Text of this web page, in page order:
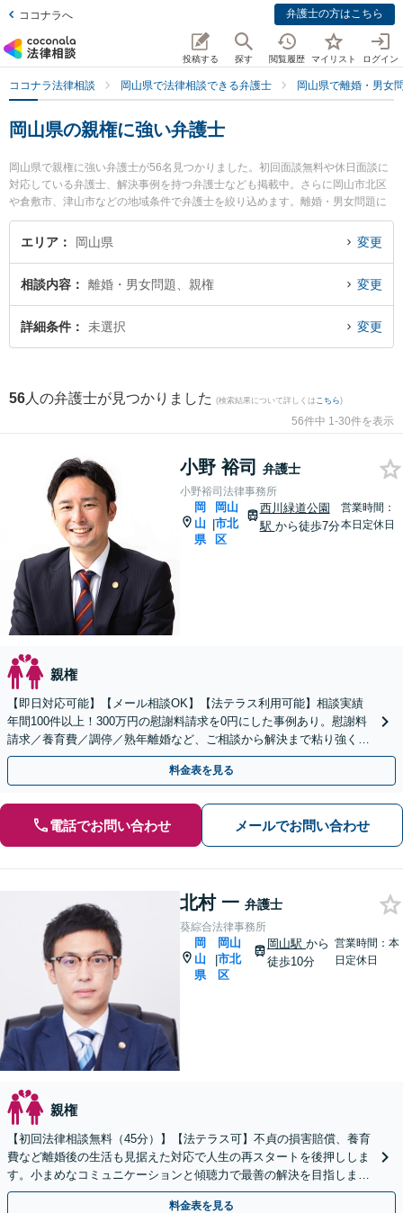
ココナラへ 弁護士の方はこちら
投稿する 探す 閲覧履歴 マイリスト ログイン
ココナラ法律相談 岡山県で法律相談できる弁護士 岡山県で離婚・男女
岡山県の親権に強い弁護士
岡山県で親権に強い弁護士が56名見つかりました。初回面談無料や休日面談に
対応している弁護士、解決事例を持つ弁護士なども掲載中。さらに岡山市北区
や倉敷市、津山市などの地域条件で弁護士を絞り込めます。離婚・男女問題に
関係する財産分与や養育費、親権等の細かな分野での絞り込み検索もでき便利
です。特に小野裕司法律事務所の小野 裕司弁護士や葵綜合法律事務所の北村 一
ラブルを今すぐに弁護士に相談したい』『親権のトラブル解決の実績豊富な近
くの弁護士を検索したい』『初回相談無料で親権を法律相談できる岡山県内の
弁護士に相談予約したい』などでお困りの相談者さんにおすすめです。
エリア 岡山県 変更
相談内容 離婚・男女問題、親権 変更
詳細条件 未選択 変更
56 人の弁護士が見つかりました (検索結果について詳しくは こちら)
56件中 1-30件を表示
小野 裕司 弁護士
小野裕司法律事務所
岡
山
県
|
岡山
市北
区
西川緑道公園
駅 から徒歩7分
営業時間：
本日定休日
親権
【即日対応可能】【メール相談OK】【法テラス利用可能】相談実績
年間100件以上！300万円の慰謝料請求を0円にした事例あり。慰謝料
請求／養育費／調停／熟年離婚など、ご相談から解決まで粘り強く対
応いたします。【土日祝・夜間相談も可能】
料金表を見る
電話でお問い合わせ メールでお問い合わせ
北村 一 弁護士
葵綜合法律事務所
岡
山
県
|
岡山
市北
区
岡山駅 から
徒歩10分
営業時間：本
日定休日
親権
【初回法律相談無料（45分）】【法テラス可】不貞の損害賠償、養育
費など離婚後の生活も見据えた対応で人生の再スタートを後押ししま
す。小まめなコミュニケーションと傾聴力で最善の解決を目指します
【休日夜間対応】
料金表を見る